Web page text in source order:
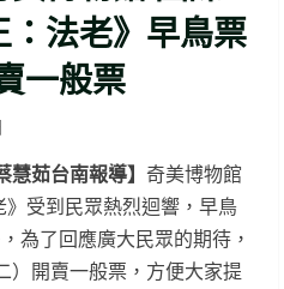
法老》早鳥票
一般票
慧茹台南報導】 奇美博物館
受到民眾熱烈迴響，早鳥
為了回應廣大民眾的期待，
）開賣一般票，方便大家提